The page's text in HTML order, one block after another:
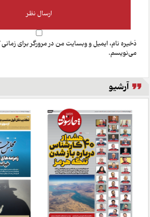
ذخیره نام، ایمیل و وبسایت من در مرورگر برای
می‌نویسم.
آرشیو